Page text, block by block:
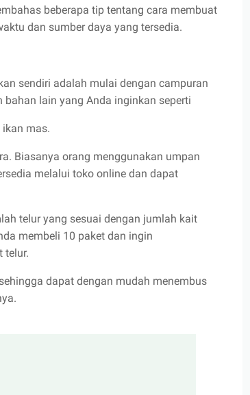
beberapa tip tentang cara membuat
dan sumber daya yang tersedia.
sendiri adalah mulai dengan campuran
lain yang Anda inginkan seperti
mas.
Biasanya orang menggunakan umpan
melalui toko online dan dapat
telur yang sesuai dengan jumlah kait
membeli 10 paket dan ingin
telur.
dapat dengan mudah menembus